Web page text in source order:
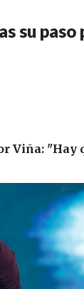
su paso
Viña: "Hay